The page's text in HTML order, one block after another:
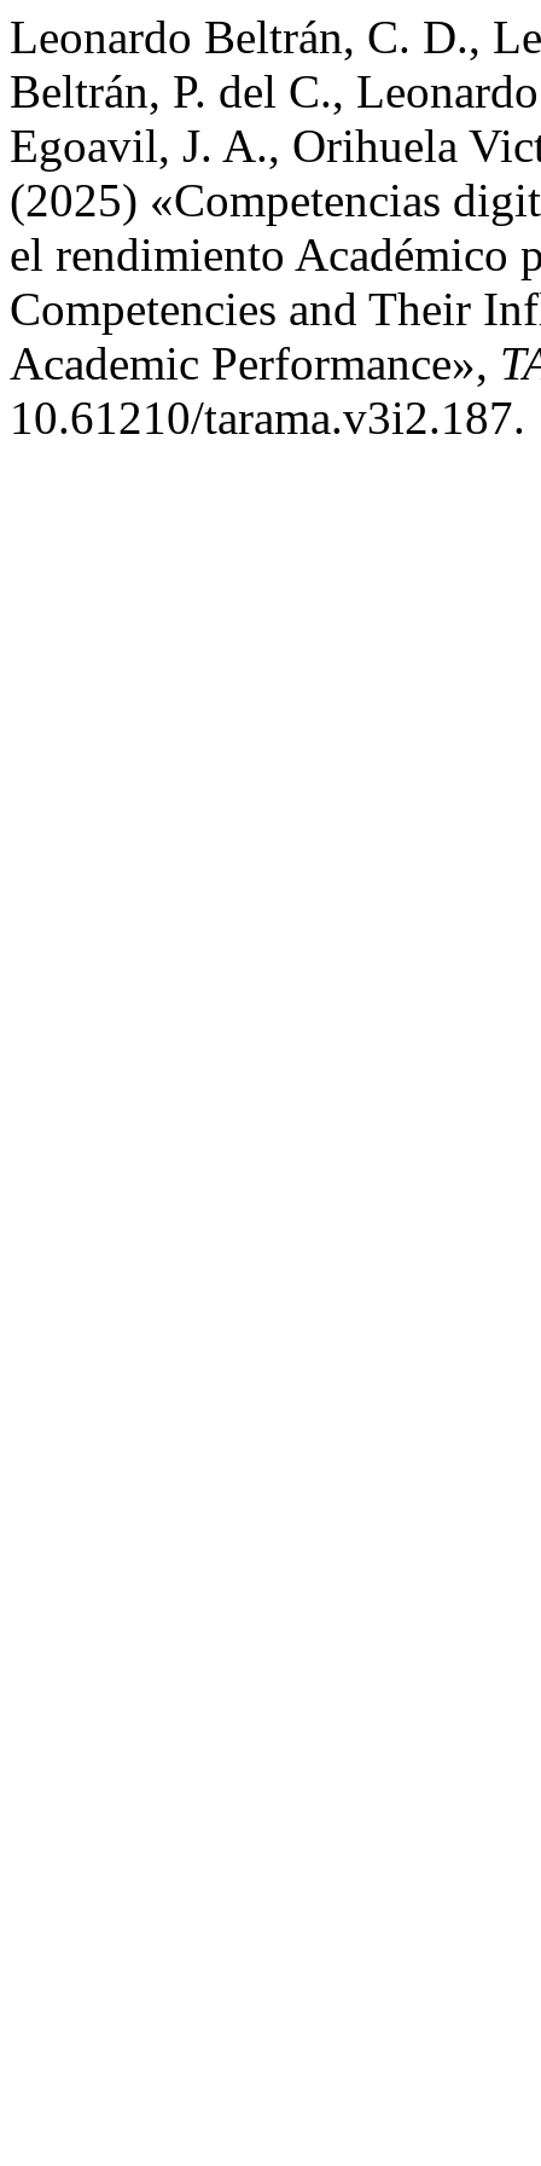
Leonardo Beltrán, C. D.,
Beltrán, P. del C.,
Egoavil, J. A., Orihuela
(2025) «Competencias
el rendimiento Académico
Competencies and Their
Academic Performance»,
10.61210/tarama.v3i2.187.